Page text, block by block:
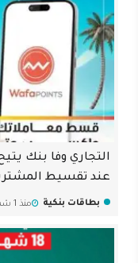
التجاري وفا بنك
عند تقسيط
بطاقات بنكية منذ 1 شهر